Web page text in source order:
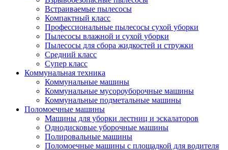
Встраиваемые пылесосы
Компактный класс
Профессиональные пылесосы сухой уборки
Пылесосы влажной и сухой уборки
Пылесосы для сбора жидкостей и стружки
Средний класс
Супер класс
Коммунальная техника
Коммунальные машины
Коммунальные мусороуборочные машины
Коммунальные подметальные машины
Поломоечные машины
Машины для уборки лестниц и эскалаторов
Однодисковые уборочные машины
Полировальные машины
Поломоечные машины с площадкой для водителя